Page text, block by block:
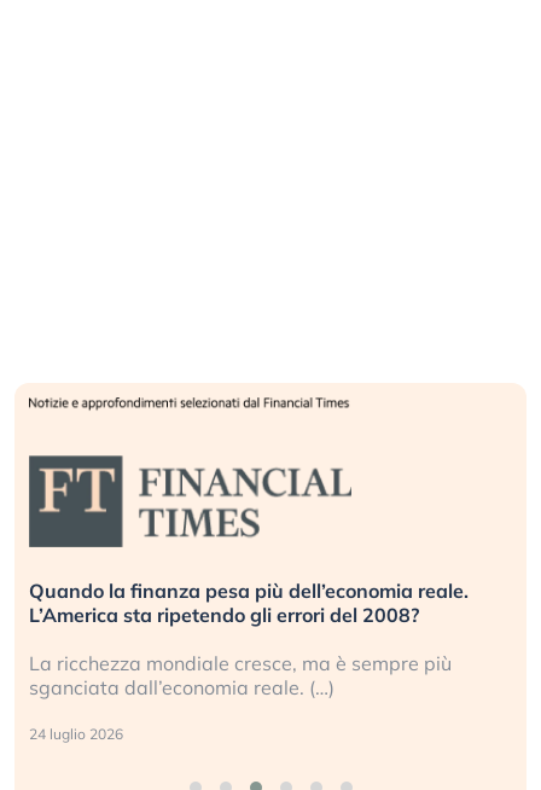
Quando la finanza pesa più dell’economia reale.
L’America sta ripetendo gli errori del 2008?
La ricchezza mondiale cresce, ma è sempre più
sganciata dall’economia reale. (…)
24 luglio 2026